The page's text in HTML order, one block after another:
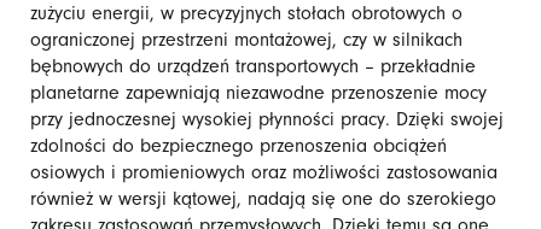
zużyciu energii, w precyzyjnych stołach obrotowych o
ograniczonej przestrzeni montażowej, czy w silnikach
bębnowych do urządzeń transportowych – przekładnie
planetarne zapewniają niezawodne przenoszenie mocy
przy jednoczesnej wysokiej płynności pracy. Dzięki swojej
zdolności do bezpiecznego przenoszenia obciążeń
osiowych i promieniowych oraz możliwości zastosowania
również w wersji kątowej, nadają się one do szerokiego